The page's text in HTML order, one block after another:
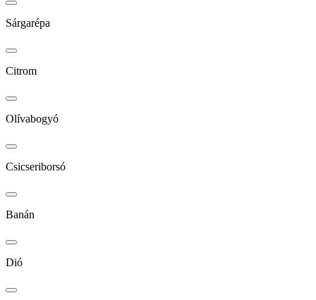
Sárgarépa
Citrom
Olívabogyó
Csicseriborsó
Banán
Dió